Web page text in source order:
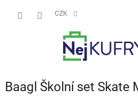
CZK
Baagl Školní set Skate